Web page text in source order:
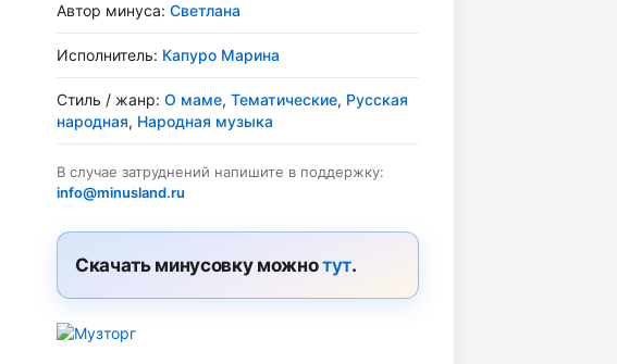
Автор минуса: Светлана
Исполнитель: Капуро Марина
Стиль / жанр: О маме, Тематические, Русская
народная, Народная музыка
В случае затруднений напишите в поддержку:
info@minusland.ru
Скачать минусовку можнотут.